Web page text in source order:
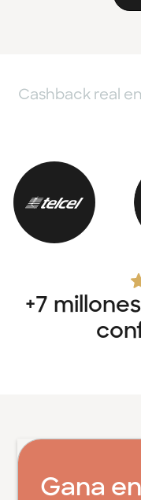
Cashback real
+7
Gana